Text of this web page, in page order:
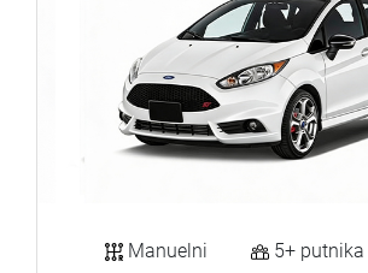
Manuelni 5+ putnika